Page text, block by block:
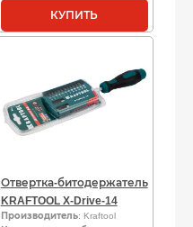
КУПИТЬ
Отвертка-битодержатель
KRAFTOOL X-Drive-14
Производитель: Kraftool